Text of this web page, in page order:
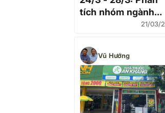
tích nhóm ngành
21/03/
Vũ Hướng